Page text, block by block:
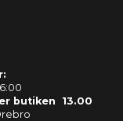
butiken 13.00